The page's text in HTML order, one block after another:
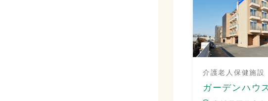
介護老人保健施設
ガーデンハウ